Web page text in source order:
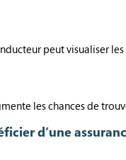
peut visualiser
les chances de
d’une